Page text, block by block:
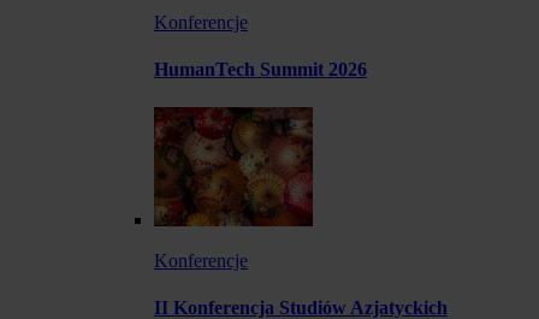
Konferencje
HumanTech Summit 2026
Konferencje
II Konferencja Studiów Azjatyckich